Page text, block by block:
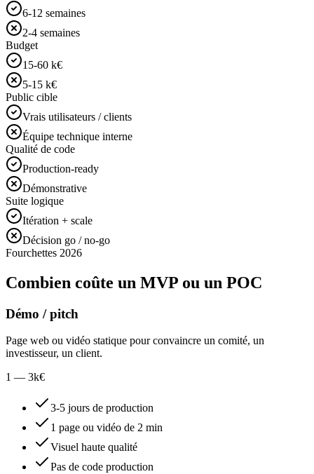
6-12 semaines
2-4 semaines
Budget
15-60 k€
5-15 k€
Public cible
Vrais utilisateurs / clients
Équipe technique interne
Qualité de code
Production-ready
Démonstrative
Suite logique
Itération + scale
Décision go / no-go
Fourchettes 2026
Combien coûte un MVP ou un POC
Démo / pitch
Page web ou vidéo statique pour convaincre un comité, un
investisseur, un client.
1 — 3k€
3-5 jours de production
1 page ou vidéo de 2 min
Visuel haute qualité
Pas de code production